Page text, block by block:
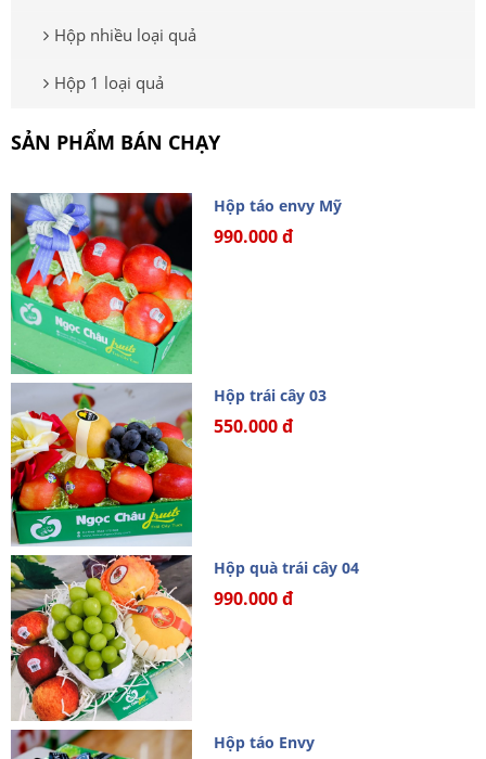
Hộp nhiều loại quả
Hộp 1 loại quả
SẢN PHẨM BÁN CHẠY
Hộp táo envy Mỹ
990.000 đ
Hộp trái cây 03
550.000 đ
Hộp quà trái cây 04
990.000 đ
Hộp táo Envy